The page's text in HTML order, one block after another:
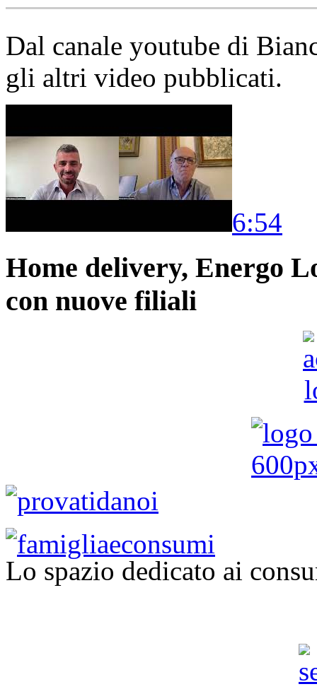
Dal canale youtube di
gli altri video pubblicati.
6:54
Home delivery, Energo
con nuove filiali
Lo spazio dedicato ai